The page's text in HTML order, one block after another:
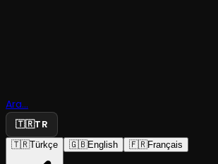
Ara...
🇹🇷TR
🇹🇷Türkçe 🇬🇧English 🇫🇷Français
Komedi